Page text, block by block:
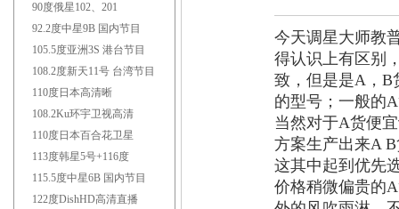
90度俄星102、201
92.2度中星9B 国内节目
105.5度亚洲3S 港台节目
108.2度新天11号 台湾节目
110度日本高清晰
108.2Ku环宇卫视高清
110度日本百合花卫星
113度韩星5号+116度
115.5度中星6B 国内节目
122度DishHD高清直播
今天调星大师教
得认识上有区别
致，但是是A，B
的型号；一般的
当然对于A货便
方案生产出来A
这其中起到优先
价格稍微偏贵的